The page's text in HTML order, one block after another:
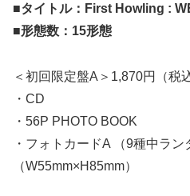
■タイトル：First Howling :
■形態数：15形態
＜初回限定盤A＞1,870円（税
・CD
・56P PHOTO BOOK
・フォトカードA （9種中ラン
（W55mm×H85mm）